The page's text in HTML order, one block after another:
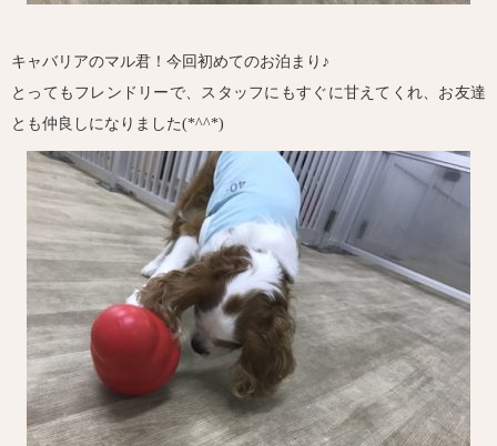
キャバリアのマル君！今回初めてのお泊まり♪
とってもフレンドリーで、スタッフにもすぐに甘えてくれ、お友達
とも仲良しになりました(*^^*)